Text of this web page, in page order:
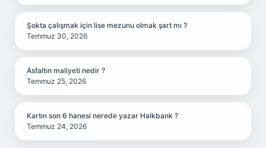
Şokta çalışmak için lise mezunu olmak şart mı ?
Temmuz 30, 2026
Asfaltın maliyeti nedir ?
Temmuz 25, 2026
Kartın son 6 hanesi nerede yazar Halkbank ?
Temmuz 24, 2026